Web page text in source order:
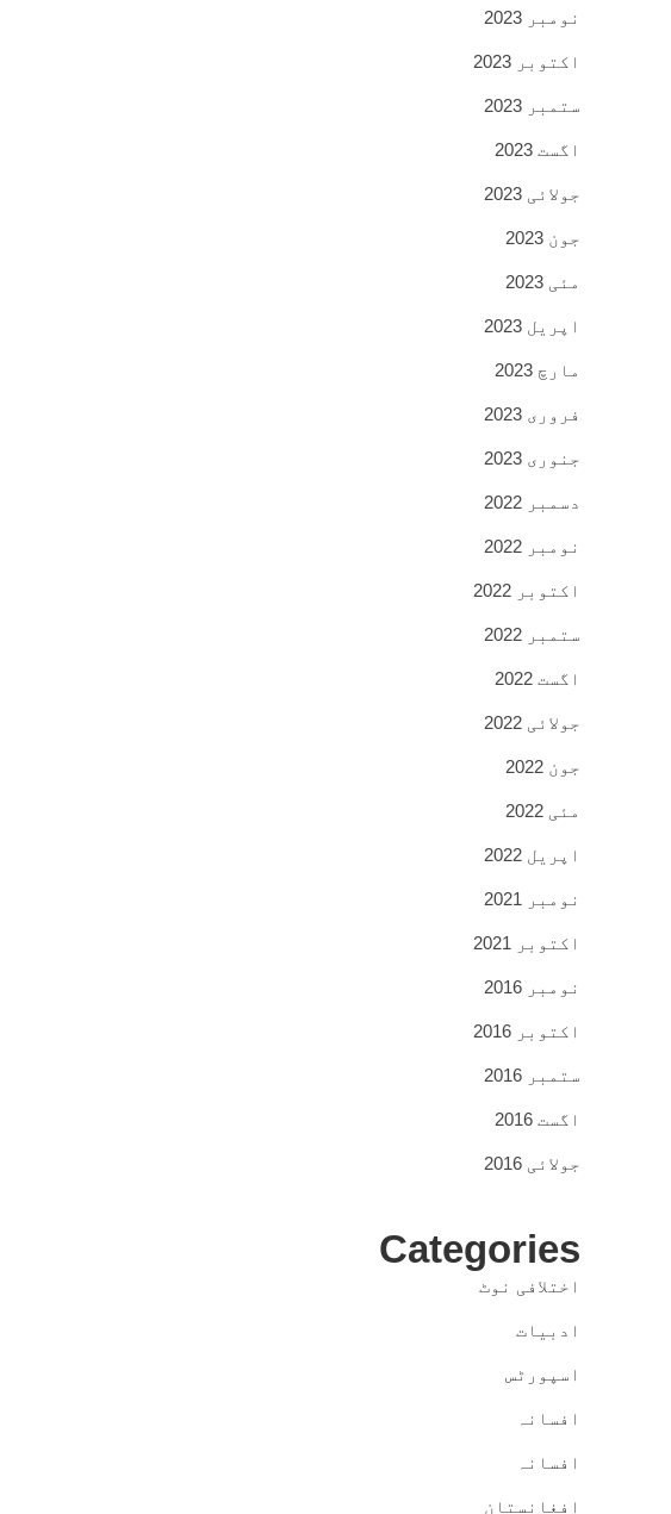
نومبر 2023
اکتوبر 2023
ستمبر 2023
اگست 2023
جولائی 2023
جون 2023
مئی 2023
اپریل 2023
مارچ 2023
فروری 2023
جنوری 2023
دسمبر 2022
نومبر 2022
اکتوبر 2022
ستمبر 2022
اگست 2022
جولائی 2022
جون 2022
مئی 2022
اپریل 2022
نومبر 2021
اکتوبر 2021
نومبر 2016
اکتوبر 2016
ستمبر 2016
اگست 2016
جولائی 2016
Categories
اختلافی نوٹ
ادبیات
اسپورٹس
افسانہ
افسانہ
افغانستان